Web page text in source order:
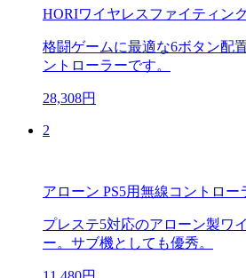
HORIワイヤレスファイティン
格闘ゲームに最適な6ボタン配
ントローラーです。
28,308円
2
アローン PS5用無線コントロー
プレステ5対応のアローン製ワ
ー。サブ機としても優秀。